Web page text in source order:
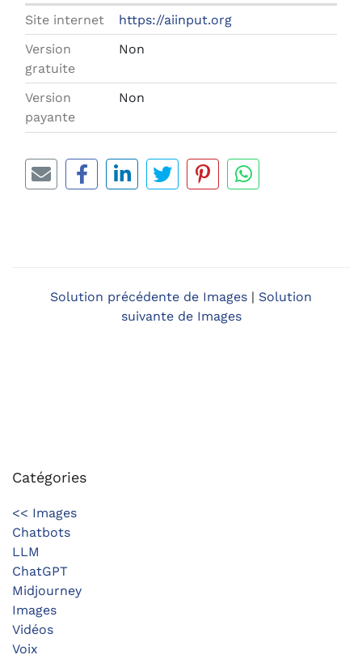
Site internet
https://aiinput.org
Version
gratuite
Non
Version
payante
Non
Solution précédente de Images | Solution
suivante de Images
Catégories
<< Images
Chatbots
LLM
ChatGPT
Midjourney
Images
Vidéos
Voix